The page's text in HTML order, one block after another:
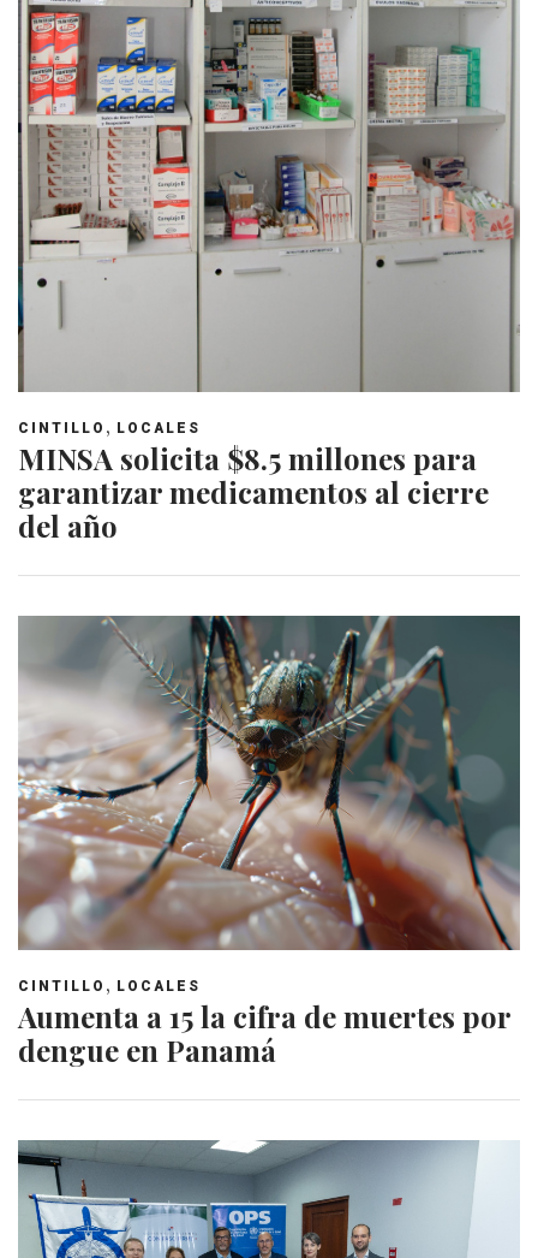
CINTILLO , LOCALES
MINSA solicita $8.5 millones para
garantizar medicamentos al cierre
del año
CINTILLO , LOCALES
Aumenta a 15 la cifra de muertes por
dengue en Panamá